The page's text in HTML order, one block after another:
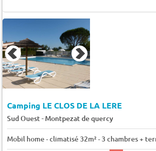
Camping LE CLOS DE LA LERE
Sud Ouest- Montpezat de quercy